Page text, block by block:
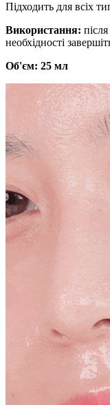
Підходить для всіх
Використання:
необхідності
Об'єм: 25 мл